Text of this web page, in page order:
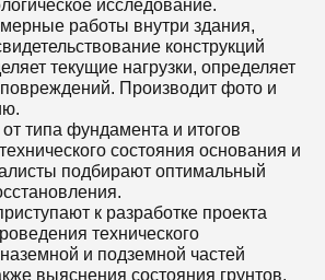
исследование.
работы внутри здания,
конструкций
текущие нагрузки, определяет
Производит фото и
типа фундамента и итогов
состояния основания и
подбирают оптимальный
к разработке проекта
технического
и подземной частей
выяснения состояния грунтов,